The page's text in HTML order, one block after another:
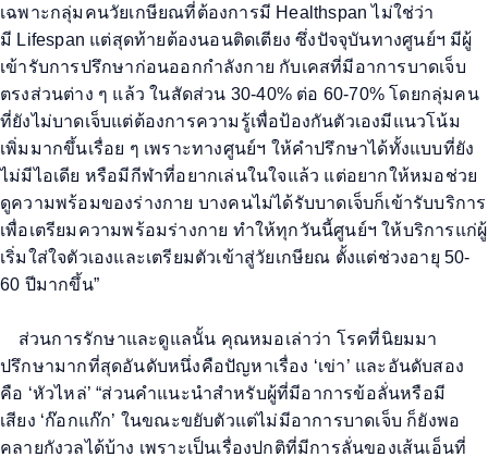
เฉพาะกลุ่มคนวัยเกษียณที่ต้องการมี Healthspan ไม่ใช่ว่า
มี Lifespan แต่สุดท้ายต้องนอนติดเตียง ซึ่งปัจจุบันทางศูนย์ฯ มีผู้
เข้ารับการปรึกษาก่อนออกกำลังกาย กับเคสที่มีอาการบาดเจ็บ
ตรงส่วนต่าง ๆ แล้ว ในสัดส่วน 30-40% ต่อ 60-70%โดยกลุ่มคน
ที่ยังไม่บาดเจ็บแต่ต้องการความรู้เพื่อป้องกันตัวเองมีแนวโน้ม
เพิ่มมากขึ้นเรื่อย ๆ เพราะทางศูนย์ฯ ให้คำปรึกษาได้ทั้งแบบที่ยัง
ไม่มีไอเดีย หรือมีกีฬาที่อยากเล่นในใจแล้ว แต่อยากให้หมอช่วย
ดูความพร้อมของร่างกาย บางคนไม่ได้รับบาดเจ็บก็เข้ารับบริการ
เพื่อเตรียมความพร้อมร่างกาย ทำให้ทุกวันนี้ศูนย์ฯ ให้บริการแก่ผู้
เริ่มใส่ใจตัวเองและเตรียมตัวเข้าสู่วัยเกษียณ ตั้งแต่ช่วงอายุ 50-
60 ปีมากขึ้น”
ส่วนการรักษาและดูแลนั้น คุณหมอเล่าว่า โรคที่นิยมมา
ปรึกษามากที่สุดอันดับหนึ่งคือปัญหาเรื่อง ‘เข่า’ และอันดับสอง
คือ ‘หัวไหล่’“ส่วนคำแนะนำสำหรับผู้ที่มีอาการข้อลั่นหรือมี
เสียง ‘ก๊อกแก๊ก’ ในขณะขยับตัวแต่ไม่มีอาการบาดเจ็บ ก็ยังพอ
คลายกังวลได้บ้าง เพราะเป็นเรื่องปกติที่มีการลั่นของเส้นเอ็นที่